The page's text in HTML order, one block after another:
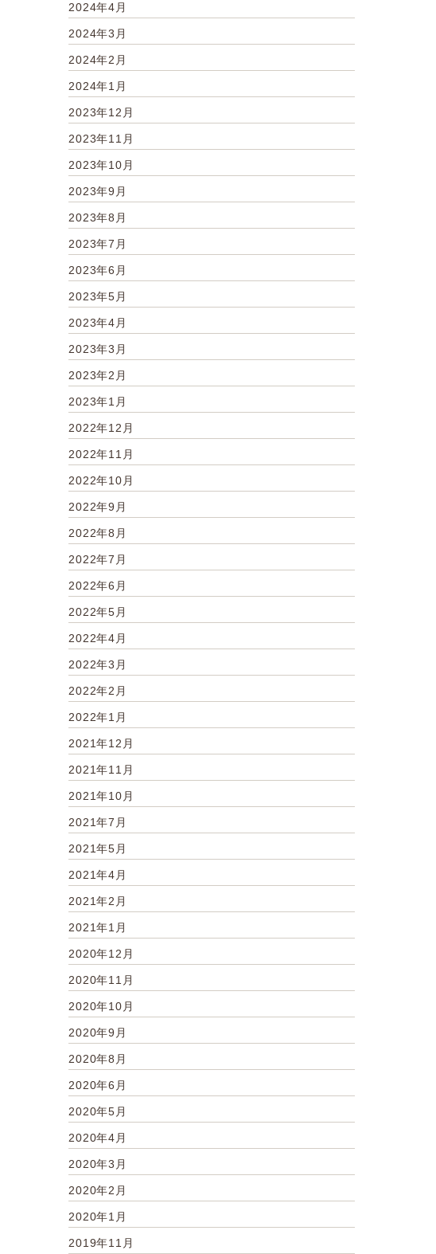
2024年4月
2024年3月
2024年2月
2024年1月
2023年12月
2023年11月
2023年10月
2023年9月
2023年8月
2023年7月
2023年6月
2023年5月
2023年4月
2023年3月
2023年2月
2023年1月
2022年12月
2022年11月
2022年10月
2022年9月
2022年8月
2022年7月
2022年6月
2022年5月
2022年4月
2022年3月
2022年2月
2022年1月
2021年12月
2021年11月
2021年10月
2021年7月
2021年5月
2021年4月
2021年2月
2021年1月
2020年12月
2020年11月
2020年10月
2020年9月
2020年8月
2020年6月
2020年5月
2020年4月
2020年3月
2020年2月
2020年1月
2019年11月